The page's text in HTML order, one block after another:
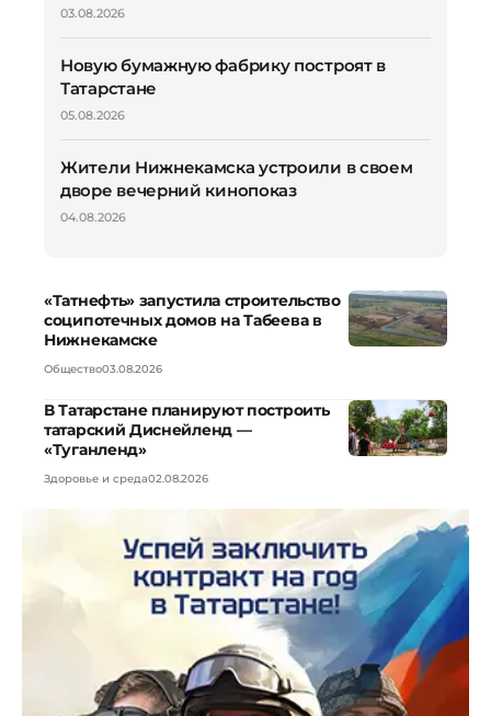
03.08.2026
Новую бумажную фабрику построят в
Татарстане
05.08.2026
Жители Нижнекамска устроили в своем
дворе вечерний кинопоказ
04.08.2026
«Татнефть» запустила строительство
соципотечных домов на Табеева в
Нижнекамске
Общество03.08.2026
В Татарстане планируют построить
татарский Диснейленд —
«Туганленд»
Здоровье и среда02.08.2026